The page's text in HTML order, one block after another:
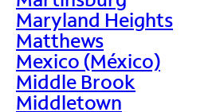
Maryland Heights
Matthews
Mexico (México)
Middle Brook
Middletown